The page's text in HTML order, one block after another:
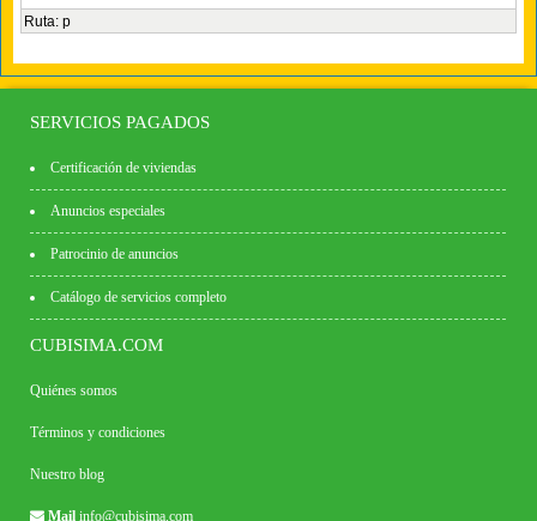
Ruta: p
SERVICIOS PAGADOS
Certificación de viviendas
Anuncios especiales
Patrocinio de anuncios
Catálogo de servicios completo
CUBISIMA.COM
Quiénes somos
Términos y condiciones
Nuestro blog
Mail info@cubisima.com